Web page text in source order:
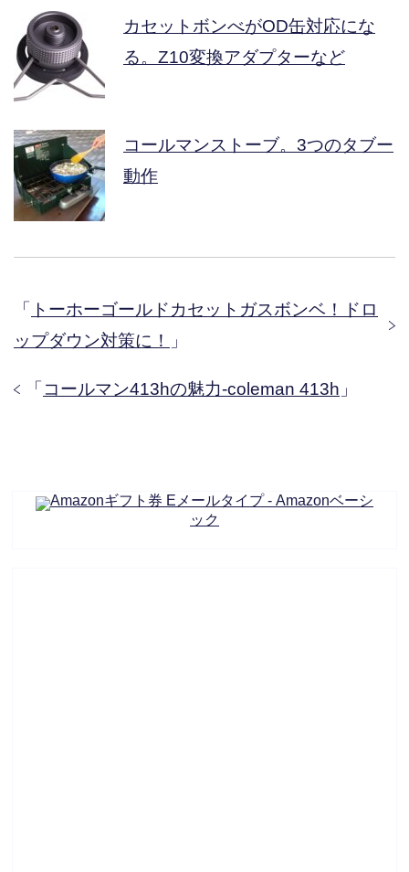
カセットボンべがOD缶対応にな
る。Z10変換アダプターなど
コールマンストーブ。3つのタブー
動作
「
トーホーゴールドカセットガスボンベ！ドロ
ップダウン対策に！
」
「 コールマン413hの魅力-coleman 413h 」
Amazonギフト券 Eメールタイプ - Amazonベーシ
ック